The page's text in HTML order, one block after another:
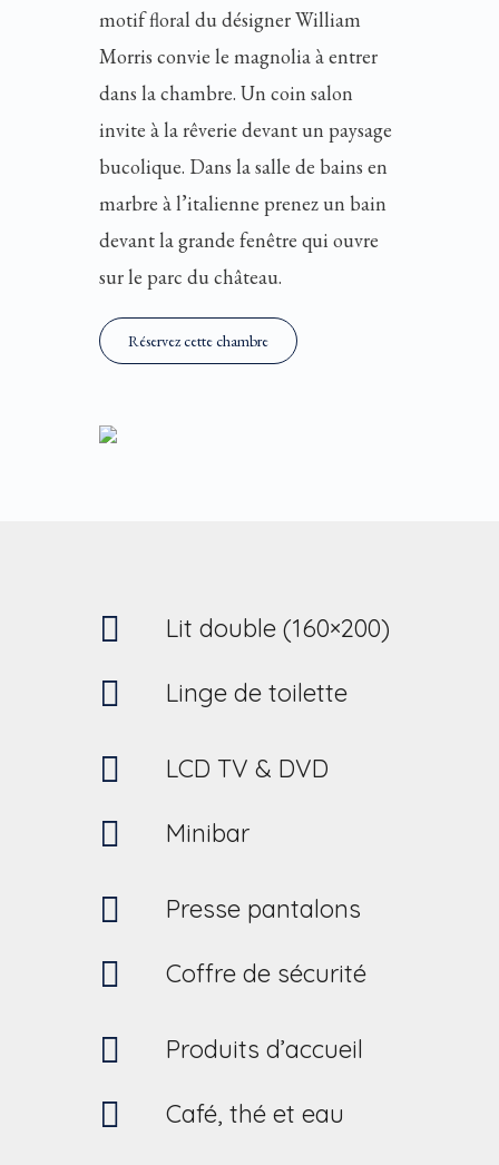
motif floral du désigner William
Morris convie le magnolia à entrer
dans la chambre. Un coin salon
invite à la rêverie devant un paysage
bucolique. Dans la salle de bains en
marbre à l’italienne prenez un bain
devant la grande fenêtre qui ouvre
sur le parc du château.
Réservez cette chambre
Lit double (160×200)
Linge de toilette
LCD TV & DVD
Minibar
Presse pantalons
Coffre de sécurité
Produits d’accueil
Café, thé et eau